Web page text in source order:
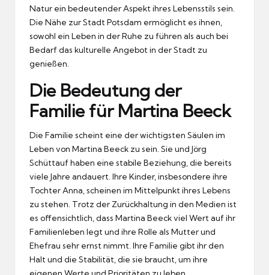
Natur ein bedeutender Aspekt ihres Lebensstils sein.
Die Nähe zur Stadt Potsdam ermöglicht es ihnen,
sowohl ein Leben in der Ruhe zu führen als auch bei
Bedarf das kulturelle Angebot in der Stadt zu
genießen.
Die Bedeutung der
Familie für Martina Beeck
Die Familie scheint eine der wichtigsten Säulen im
Leben von Martina Beeck zu sein. Sie und Jörg
Schüttauf haben eine stabile Beziehung, die bereits
viele Jahre andauert. Ihre Kinder, insbesondere ihre
Tochter Anna, scheinen im Mittelpunkt ihres Lebens
zu stehen. Trotz der Zurückhaltung in den Medien ist
es offensichtlich, dass Martina Beeck viel Wert auf ihr
Familienleben legt und ihre Rolle als Mutter und
Ehefrau sehr ernst nimmt. Ihre Familie gibt ihr den
Halt und die Stabilität, die sie braucht, um ihre
eigenen Werte und Prioritäten zu leben.